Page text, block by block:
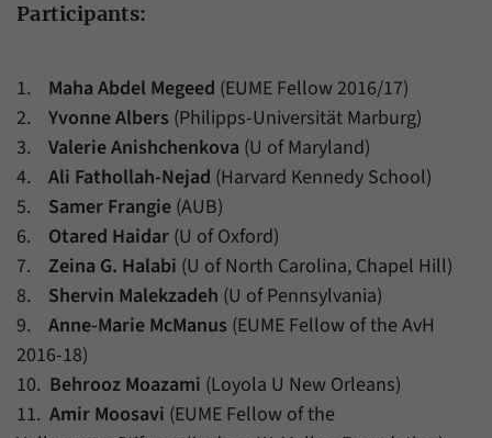
Participants:
1. Maha Abdel Megeed (EUME Fellow 2016/17)
2.
Yvonne Albers (Philipps-Universität Marburg)
3. Valerie Anishchenkova (U of Maryland)
4. Ali Fathollah-Nejad (Harvard Kennedy School)
5. Samer Frangie (AUB)
6. Otared Haidar (U of Oxford)
7.
Zeina G. Halabi (U of North Carolina, Chapel Hill)
8. Shervin Malekzadeh (U of Pennsylvania)
9. Anne-Marie McManus (EUME Fellow of the AvH
2016-18)
10. Behrooz Moazami (Loyola U New Orleans)
11. Amir Moosavi (EUME Fellow of the